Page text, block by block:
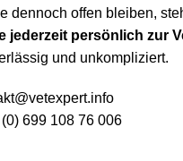
dennoch offen bleiben,
jederzeit persönlich zur
und unkompliziert.
699 108 76 006